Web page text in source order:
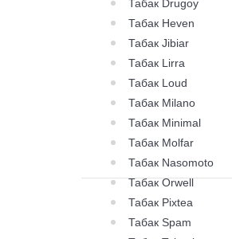
Табак Drugoy
Табак Heven
Табак Jibiar
Табак Lirra
Табак Loud
Табак Milano
Табак Minimal
Табак Molfar
Табак Nasomoto
Табак Orwell
Табак Pixtea
Табак Spam